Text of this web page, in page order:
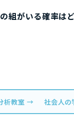
組がいる確率は
析教室 → 社会人